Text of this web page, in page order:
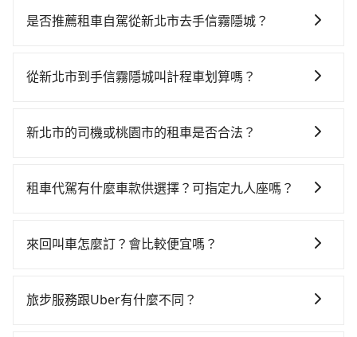
時、轉車麻煩！從最早06:26一直到23:00，台北-桃園一
約10分鐘。抵達高鐵站後，步行進站、現場購票並於月
再用5分鐘出站、等待車站前排班的計程車，搭上小黃後
設5位同行，高鐵加轉乘之平均每人花費為520元。但如
僅每人至少額外負擔270元車資，而且更會額外浪費56
務，最多可再節省50%的交通費用。
是否推薦租車自駕從新北市去手信霧隱城？
對的時間彈性，最重要的是你當天就要來回，那在新北
公里再額外加收$3.2，從新北市（三重區）到手信霧隱
和可能的每小時40元路邊停車費用預估進去，但額外的
類乘坐體驗較差的車款，如果人數超過四位，更是沒有
的垃圾或者撞凹的車門仍未被修理，每一次租車都好像
從新北市到手信霧隱城叫計程車划算嗎？
灣大車隊、Uber、Line Taxi、Yoxi等，如果在路邊攔不
算，價格約為1,115~1,300元間。雖然新北市區到手信霧
九人座廂型車最高可省$1,000。
新北市的司機或桃園市的租車是否合法？
車、私家車或野雞車在招攬生意，這不僅是違法可能被
都無法監控或追查。最好別為了省小錢而冒上不必要的
駕駛執照以及良民證外，車輛一定投保最高300萬乘客
租車代駕有什麼車款供選擇？可指定九人座嗎？
型車為主，車款品牌以豐田Toyota、福特Ford、福斯
車，百分百無菸車，乘客均有最高500萬乘客險。如果有
來回叫車怎麼訂？會比較便宜嗎？
趟車的資訊，所以如果需要來回叫車，請分兩筆訂單預
旅步服務跟Uber有什麼不同？